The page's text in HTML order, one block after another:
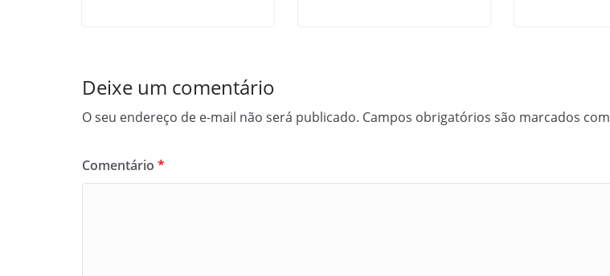
Deixe um comentário
O seu endereço de e-mail não será publicado. Campos obrigatórios são marcados com
Comentário *